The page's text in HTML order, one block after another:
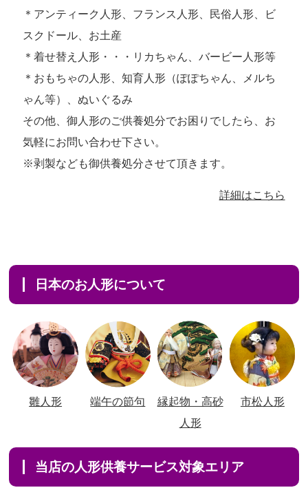
＊アンティーク人形、フランス人形、民俗人形、ビ
スクドール、お土産
＊着せ替え人形・・・リカちゃん、バービー人形等
＊おもちゃの人形、知育人形（ぽぽちゃん、メルち
ゃん等）、ぬいぐるみ
その他、御人形のご供養処分でお困りでしたら、お
気軽にお問い合わせ下さい。
※剥製なども御供養処分させて頂きます。
詳細はこちら
日本のお人形について
雛人形 端午の節句
縁起物・高砂
人形
市松人形
当店の人形供養サービス対象エリア